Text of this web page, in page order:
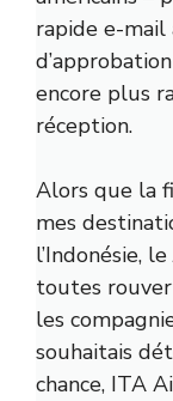
rapide e-mail
encore plus
réception.
Alors que la
mes
l’Indonésie,
toutes
les
souhaitais
chance, ITA